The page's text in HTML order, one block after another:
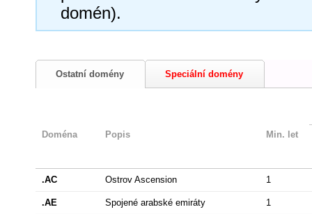
domén).
Ostatní domény Speciální domény
Doména Popis Min. let
.AC Ostrov Ascension 1
.AE Spojené arabské emiráty 1